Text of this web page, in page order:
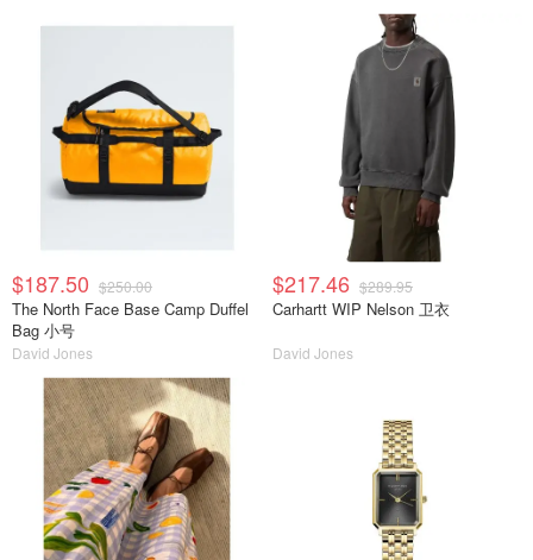
$187.50 $250.00
The North Face Base Camp Duffel
Bag 小号
David Jones
$217.46 $289.95
Carhartt WIP Nelson 卫衣
David Jones